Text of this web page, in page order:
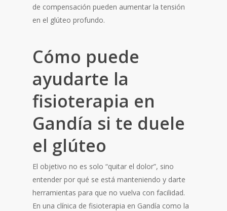
de compensación pueden aumentar la tensión
en el glúteo profundo.
Cómo puede
ayudarte la
fisioterapia en
Gandía si te duele
el glúteo
El objetivo no es solo “quitar el dolor”, sino
entender por qué se está manteniendo y darte
herramientas para que no vuelva con facilidad.
En una clínica de fisioterapia en Gandía como la